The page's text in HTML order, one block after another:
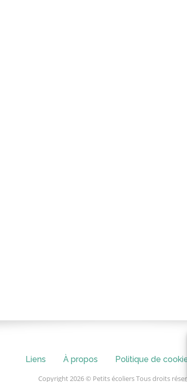
Liens À propos Politique de
Copyright 2026 © Petits écoliers Tous droits